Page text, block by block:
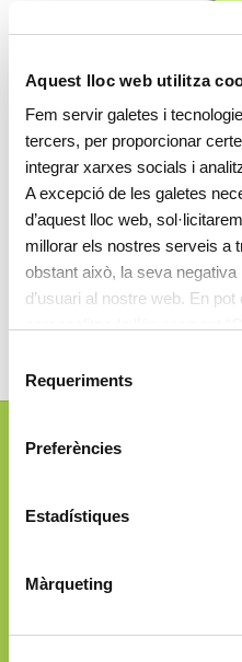
Aquest lloc web utilitza
Fem servir galetes i
tercers, per proporcionar
integrar xarxes socials i
A excepció de les galetes
d’aquest lloc web,
millorar els nostres serveis a
obstant això, la seva
d’usuari al nostre web. En
Requeriments
Preferències
Estadístiques
Màrqueting